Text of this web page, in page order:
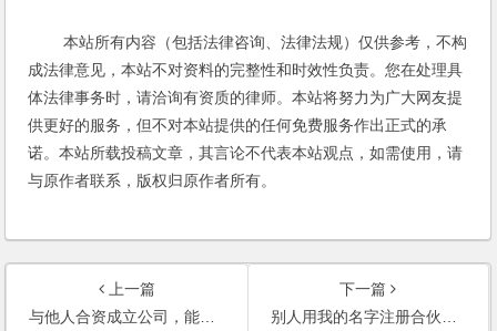
本站所有内容（包括法律咨询、法律法规）仅供参考，不构
成法律意见，本站不对资料的完整性和时效性负责。您在处理具
体法律事务时，请洽询有资质的律师。本站将努力为广大网友提
供更好的服务，但不对本站提供的任何免费服务作出正式的承
诺。本站所载投稿文章，其言论不代表本站观点，如需使用，请
与原作者联系，版权归原作者所有。
上一篇
与他人合资成立公司，能否可以签订合伙合同？
下一篇
别人用我的名字注册合伙企业，若将来打官司，我有责任吗？